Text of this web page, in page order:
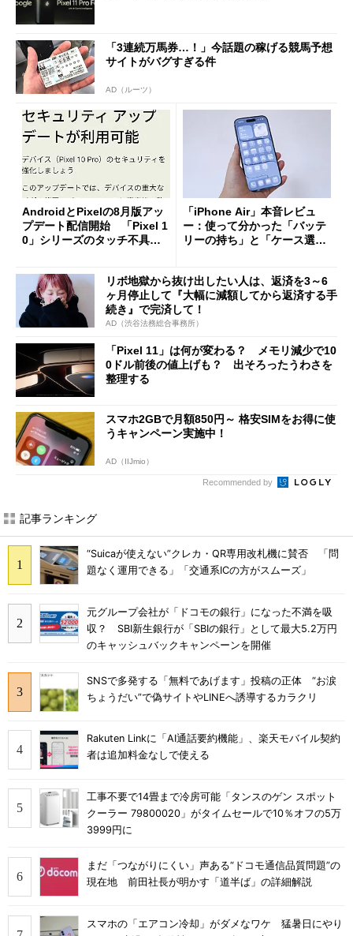
「3連続万馬券…！」今話題の稼げる競馬予想
サイトがバグすぎる件
AD（ルーツ）
AndroidとPixelの8月版アッ
プデート配信開始 「Pixel 1
0」シリーズのタッチ不具合
「iPhone Air」本音レビュ
ー：使って分かった「バッテ
リーの持ち」と「ケース選
リボ地獄から抜け出したい人は、返済を3～6
ヶ月停止して『大幅に減額してから返済する手
続き』で完済して！
AD（渋谷法務総合事務所）
「Pixel 11」は何が変わる？ メモリ減少で10
0ドル前後の値上げも？ 出そろったうわさを
整理する
スマホ2GBで月額850円～ 格安SIMをお得に使
うキャンペーン実施中！
AD（IIJmio）
Recommended by
記事ランキング
“Suicaが使えない”クレカ・QR専用改札機に賛否 「問
題なく運用できる」「交通系ICの方がスムーズ」
元グループ会社が「ドコモの銀行」になった不満を吸
収？ SBI新生銀行が「SBIの銀行」として最大5.2万円
のキャッシュバックキャンペーンを開催
SNSで多発する「無料であげます」投稿の正体 “お涙
ちょうだい”で偽サイトやLINEへ誘導するカラクリ
Rakuten Linkに「AI通話要約機能」、楽天モバイル契約
者は追加料金なしで使える
工事不要で14畳まで冷房可能「タンスのゲン スポット
クーラー 79800020」がタイムセールで10％オフの5万
3999円に
まだ「つながりにくい」声ある“ドコモ通信品質問題”の
現在地 前田社長が明かす「道半ば」の詳細解説
スマホの「エアコン冷却」がダメなワケ 猛暑日にやり